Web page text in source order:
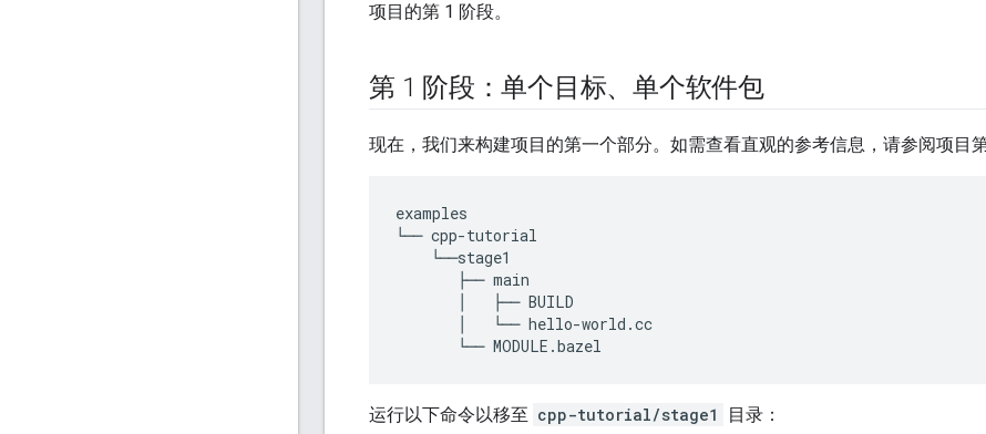
项目的第 1 阶段。
第 1 阶段：单个目标、单个软件包
现在，我们来构建项目的第一个部分。如需查看直观的参考信息，请参阅项目
examples
└── cpp-tutorial
    └──stage1
       ├── main
       │   ├── BUILD
       │   └── hello-world.cc
运行以下命令以移至 cpp-tutorial/stage1 目录：